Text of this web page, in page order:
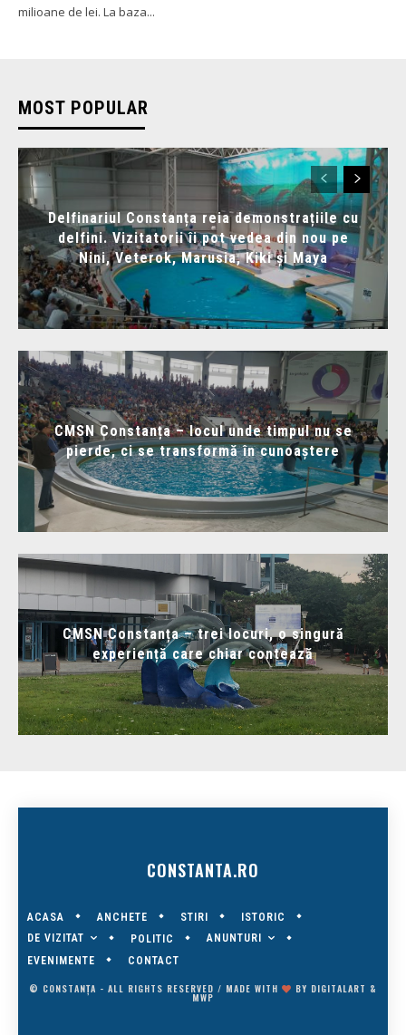
milioane de lei. La baza...
MOST POPULAR
Delfinariul Constanța reia demonstrațiile cu
delfini. Vizitatorii îi pot vedea din nou pe
Nini, Veterok, Marusia, Kiki și Maya
CMSN Constanța – locul unde timpul nu se
pierde, ci se transformă în cunoaștere
CMSN Constanța – trei locuri, o singură
experiență care chiar contează
CONSTANTA.RO
ACASA ANCHETE STIRI
ISTORIC
DE VIZITAT
POLITIC
ANUNTURI
EVENIMENTE
CONTACT
© CONSTANȚA - ALL RIGHTS RESERVED / MADE WITH BY DIGITALART &
MWP